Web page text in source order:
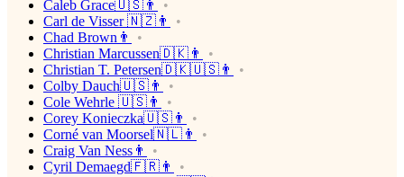
Caleb Grace🇺🇸👨
Carl de Visser 🇳🇿👨
Chad Brown👨
Christian Marcussen🇩🇰👨
Christian T. Petersen🇩🇰🇺🇸👨
Colby Dauch🇺🇸👨
Cole Wehrle 🇺🇸👨
Corey Konieczka🇺🇸👨
Corné van Moorsel🇳🇱👨
Craig Van Ness👨
Cyril Demaegd🇫🇷👨